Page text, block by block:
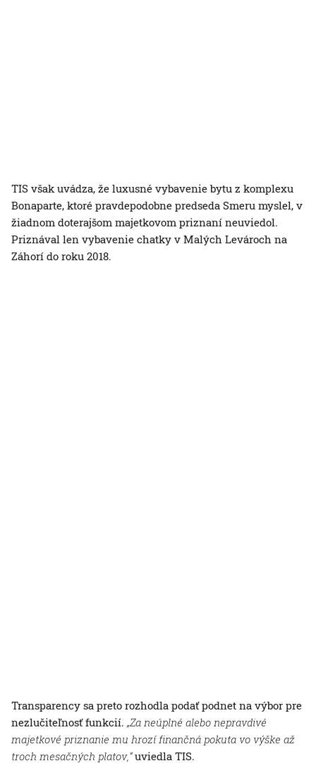
TIS však uvádza, že luxusné vybavenie bytu z komplexu
Bonaparte, ktoré pravdepodobne predseda Smeru myslel, v
žiadnom doterajšom majetkovom priznaní neuviedol.
Priznával len vybavenie chatky v Malých Levároch na
Záhorí do roku 2018.
Transparency sa preto rozhodla podať podnet na výbor pre
nezlučiteľnosť funkcií. „Za neúplné alebo nepravdivé
majetkové priznanie mu hrozí finančná pokuta vo výške až
troch mesačných platov,“uviedla TIS.